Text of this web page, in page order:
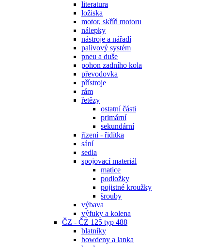
literatura
ložiska
motor, skříň motoru
nálepky
nástroje a nářadí
palivový systém
pneu a duše
pohon zadního kola
převodovka
přístroje
rám
řetězy
ostatní části
primární
sekundární
řízení - řidítka
sání
sedla
spojovací materiál
matice
podložky
pojistné kroužky
šrouby
výbava
výfuky a kolena
ČZ - ČZ 125 typ 488
blatníky
bowdeny a lanka